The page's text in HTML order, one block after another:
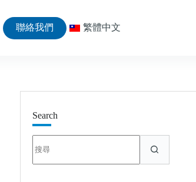
聯絡我們 繁體中文
Search
不
到